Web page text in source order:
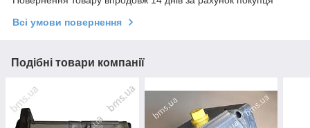
Всі умови повернення
Подібні товари компанії